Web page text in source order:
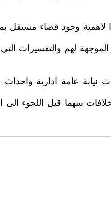
لاهمية وجود قضاء مستقل
لهم والتفسيرات
نيابة عامة ادارية
بينهما قبل اللجوء